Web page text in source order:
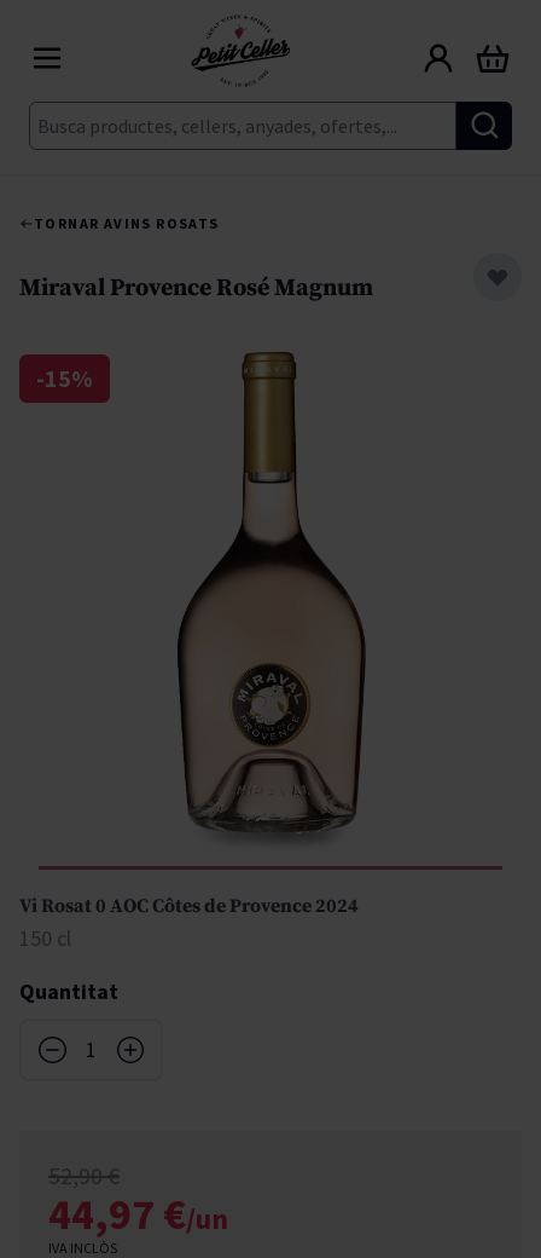
Cerca
Cart
TORNAR AVINS ROSATS
Miraval Provence Rosé Magnum
-15%
Vi Rosat 0 AOC Côtes de Provence 2024
150 cl
Quantitat
52,90 €
44,97 €/un
IVA INCLÒS